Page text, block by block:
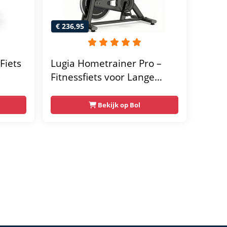
€ 236,95
Lugia Hometrainer Pro –
Fitnessfiets voor Lange
Vering & Demping – Extra
Soepel & Stil – Verstelbaar
Bekijk op Bol